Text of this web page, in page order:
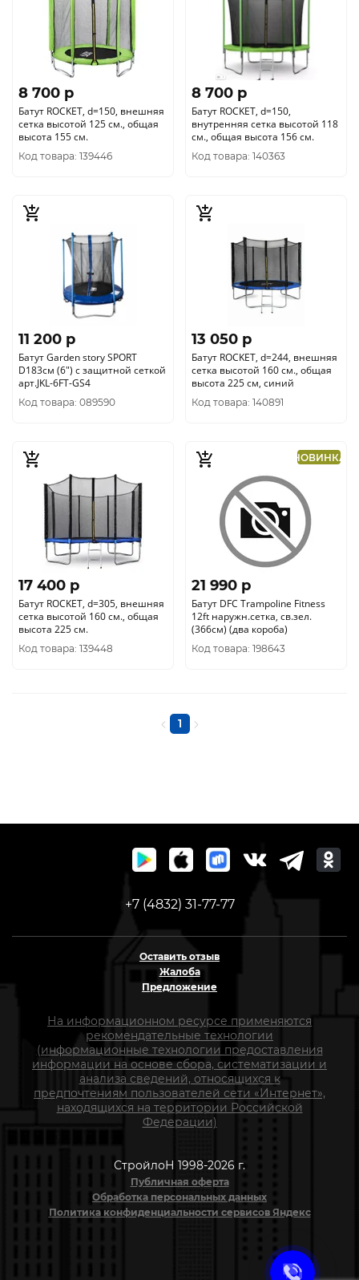
8 700 p
Батут ROCKET, d=150, внешняя
сетка высотой 125 см., общая
высота 155 см.
Код товара: 139446
8 700 p
Батут ROCKET, d=150,
внутренняя сетка высотой 118
см., общая высота 156 см.
Код товара: 140363
11 200 p
Батут Garden story SPORT
D183см (6") с защитной сеткой
арт.JKL-6FT-GS4
Код товара: 089590
13 050 p
Батут ROCKET, d=244, внешняя
сетка высотой 160 см., общая
высота 225 см, синий
Код товара: 140891
17 400 p
Батут ROCKET, d=305, внешняя
сетка высотой 160 см., общая
высота 225 см.
Код товара: 139448
НОВИНКА
21 990 p
Батут DFC Trampoline Fitness
12ft наружн.сетка, св.зел.
(366см) (два короба)
Код товара: 198643
1
+7 (4832) 31-77-77
Оставить отзыв
Жалоба
Предложение
На информационном ресурсе применяются
рекомендательные технологии
(информационные технологии предоставления
информации на основе сбора, систематизации и
анализа сведений, относящихся к
предпочтениям пользователей сети «Интернет»,
находящихся на территории Российской
Федерации)
СтройлоН 1998-2026 г.
Публичная оферта
Обработка персональных данных
Политика конфиденциальности сервисов Яндекс